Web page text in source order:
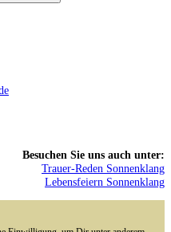
Besuchen Sie uns auch unter:
Trauer-Reden Sonnenklang
Lebensfeiern Sonnenklang